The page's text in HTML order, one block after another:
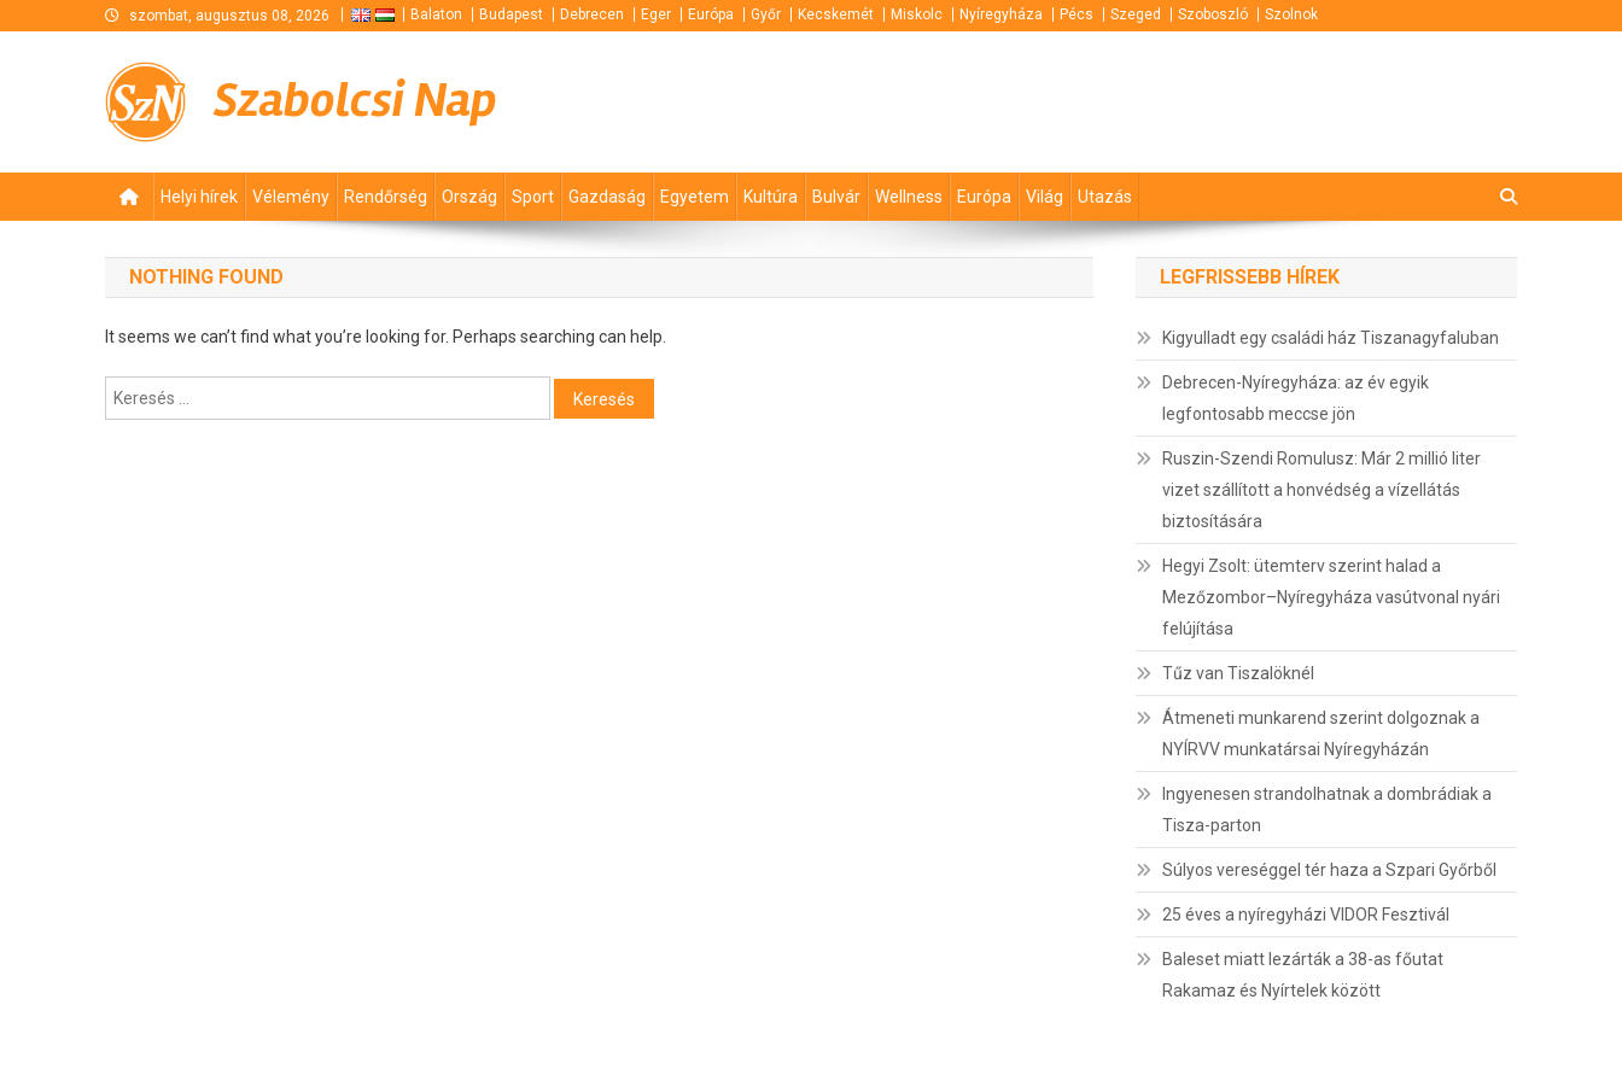
szombat, augusztus 08, 2026 Balaton Budapest Debrecen Eger Európa Győr Kecskemét Miskolc Nyíregyháza Pécs Szeged Szoboszló Szolnok
Szabolcsi Nap
Helyi hírek Vélemény Rendőrség Ország Sport Gazdaság Egyetem Kultúra Bulvár Wellness Európa Világ Utazás
NOTHING FOUND
It seems we can’t find what you’re looking for. Perhaps searching can help.
Keresés:
LEGFRISSEBB HÍREK
Kigyulladt egy családi ház Tiszanagyfaluban
Debrecen-Nyíregyháza: az év egyik
legfontosabb meccse jön
Ruszin-Szendi Romulusz: Már 2 millió liter
vizet szállított a honvédség a vízellátás
biztosítására
Hegyi Zsolt: ütemterv szerint halad a
Mezőzombor–Nyíregyháza vasútvonal nyári
felújítása
Tűz van Tiszalöknél
Átmeneti munkarend szerint dolgoznak a
NYÍRVV munkatársai Nyíregyházán
Ingyenesen strandolhatnak a dombrádiak a
Tisza-parton
Súlyos vereséggel tér haza a Szpari Győrből
25 éves a nyíregyházi VIDOR Fesztivál
Baleset miatt lezárták a 38-as főutat
Rakamaz és Nyírtelek között